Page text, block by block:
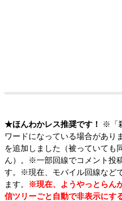
★ほんわかレス推奨です！
※「
ワードになっている場合があ
を追加しました（被っていても
ん）。※一部回線でコメント投
す。※現在、モバイル回線など
ます。
※現在、ようやっとらん
信ツリーごと自動で非表示にす